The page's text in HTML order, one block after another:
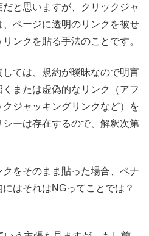
と思いますが、クリックジャ
ページに透明のリンクを被せ
ンクを貼る手法のことです。
ては、規約が曖昧なので明言
または虚偽的なリンク（アフ
ジャッキングリンクなど）を
ーは存在するので、解釈次第
をそのまま貼った場合、ペナ
はそれはNGってことでは？